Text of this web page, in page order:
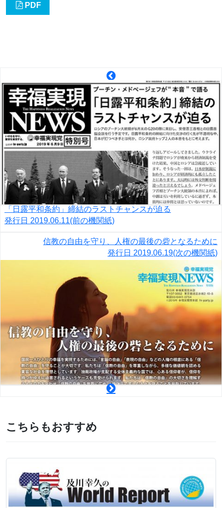
PDF
「日露平和条約」締結のラストチャンスが迫る
発行日 2019.06.11(前の機関紙)
信教の自由を守り、人権の最後の砦となるために
発行日 2019.06.19(次の機関紙)
こちらもおすすめ